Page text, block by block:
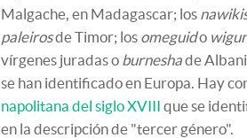
Malgache, en Madagascar; los
paleirosde Timor; los omeguido
vírgenes juradas o burneshade
se han identificado en Europa. Hay
napolitana del siglo XVIII que se
en la descripción de "tercer género".